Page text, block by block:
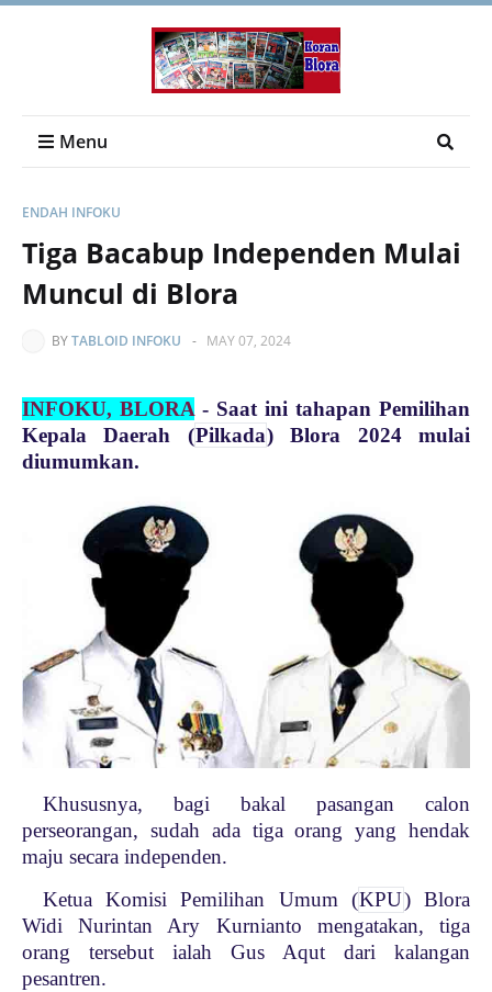
Menu
ENDAH INFOKU
Tiga Bacabup Independen Mulai
Muncul di Blora
BYTABLOID INFOKU - MAY 07, 2024
INFOKU, BLORA - Saat ini tahapan Pemilihan
Kepala Daerah (Pilkada) Blora 2024 mulai
diumumkan.
Khususnya, bagi bakal pasangan calon
perseorangan, sudah ada tiga orang yang hendak
maju secara independen.
Ketua Komisi Pemilihan Umum (KPU) Blora
Widi Nurintan Ary Kurnianto mengatakan, tiga
orang tersebut ialah Gus Aqut dari kalangan
pesantren.